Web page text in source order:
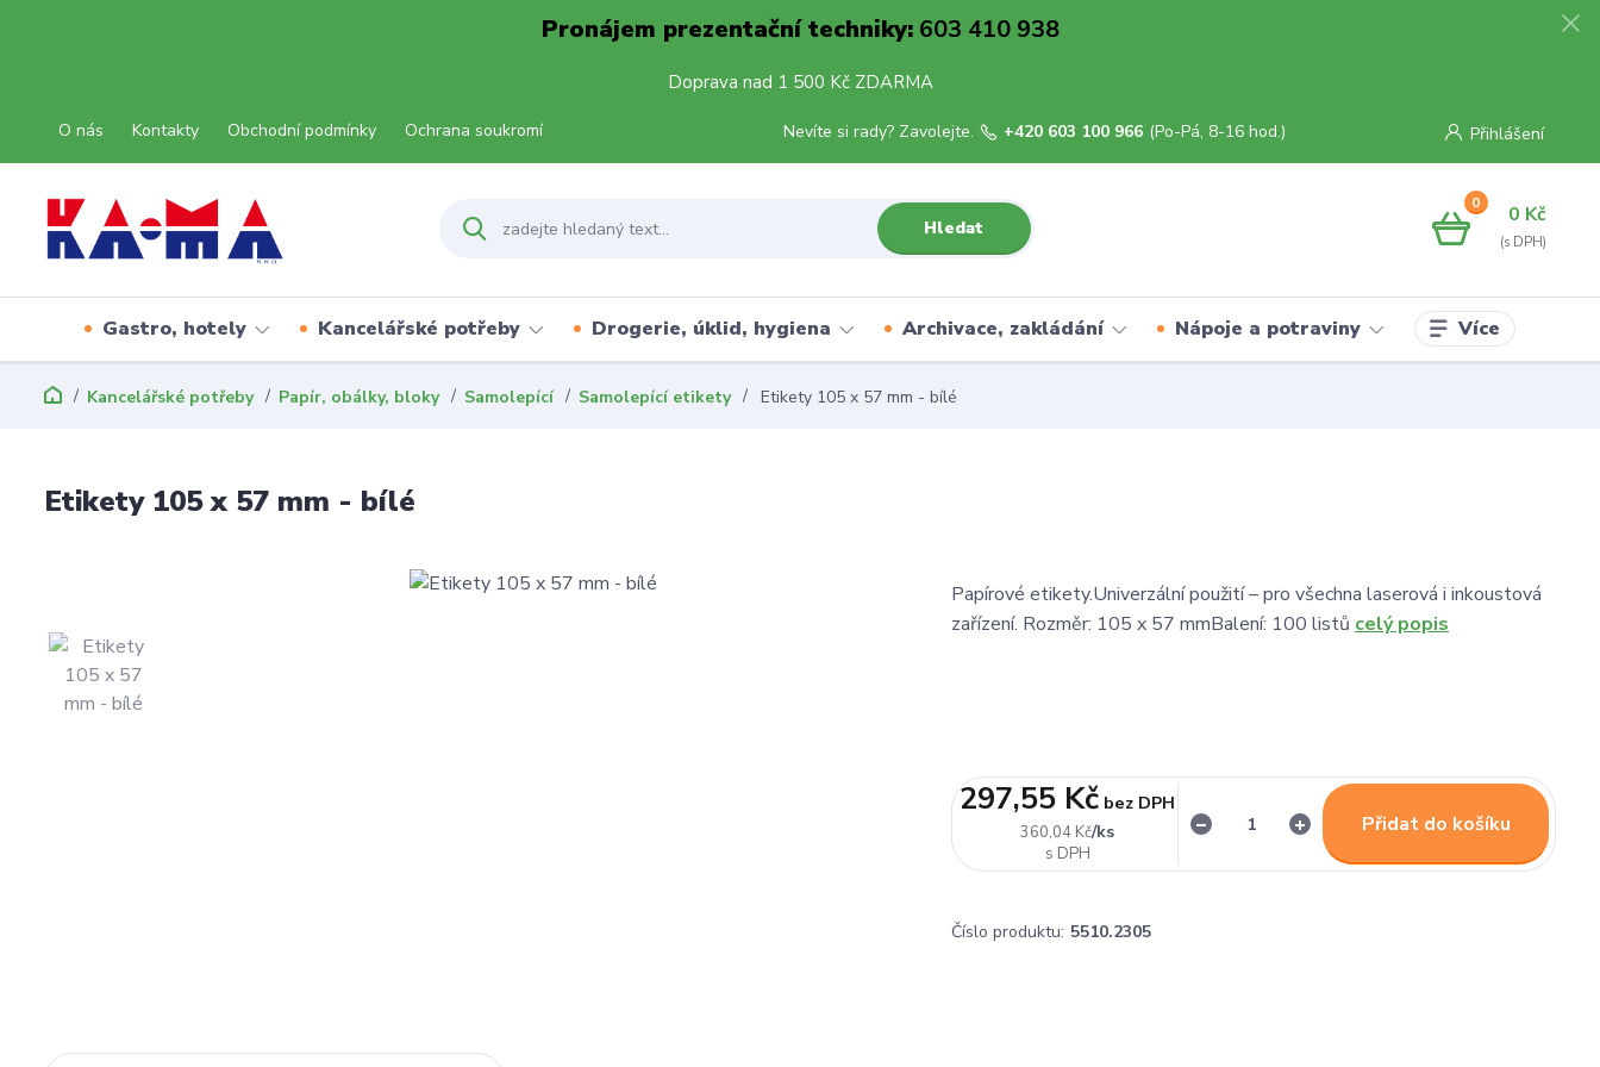
Pronájem prezentační techniky:603 410 938
Doprava nad 1 500 Kč ZDARMA
O nás Kontakty Obchodní podmínky Ochrana soukromí Přihlášení
Hledat
Nevíte si rady? Zavolejte. +420 603 100 966 (Po-Pá, 8-16 hod.)
0 0 Kč
Gastro, hotely Kancelářské potřeby Drogerie, úklid, hygiena Archivace, zakládání Nápoje a potraviny Více
Kancelářské potřeby Papír, obálky, bloky Samolepící Samolepící etikety Etikety 105 x 57 mm - bílé
Etikety 105 x 57 mm - bílé
Papírové etikety.Univerzální použití – pro všechna laserová i inkoustová
zařízení. Rozměr: 105 x 57 mmBalení: 100 listů celý popis
360,04 Kč/ks
297,55 Kč bez DPH
Přidat do košíku
Číslo produktu: 5510.2305